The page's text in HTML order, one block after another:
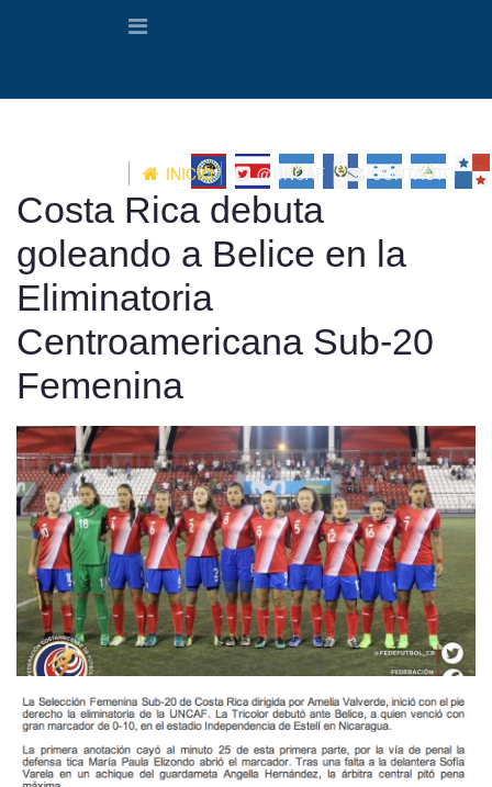
INICIO @UNCAF CONTACTO
Costa Rica debuta
goleando a Belice en la
Eliminatoria
Centroamericana Sub-20
Femenina